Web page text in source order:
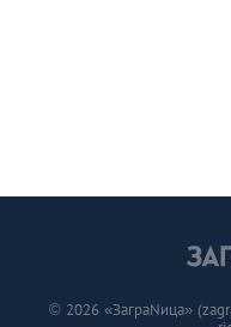
© 2026 «ЗаграNица»